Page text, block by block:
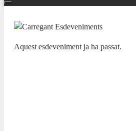
Aquest esdeveniment ja ha passat.